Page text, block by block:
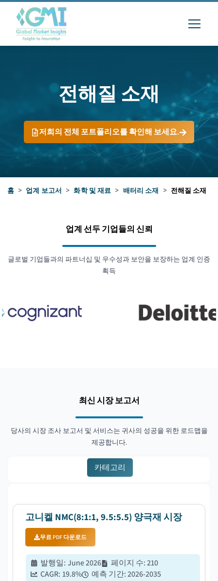
전해질 소재
저희의 전체 포트폴리오를 확인해 보세요.
홈 > 업계 보고서 > 화학 및 재료 > 배터리 소재 > 전해질 소재
업계 선두 기업들의 신뢰
글로벌 기업들과의 파트너십 및 우수성과 보안을 보장하는 업계 인증
획득
최신 시장 보고서
당사의 시장 조사 보고서 및 서비스는 귀사의 성공을 위한 로드맵을
제공합니다.
카테고리
고니켈 NMC(8:1:1, 9.5:5.5) 양극재 시장
무료 PDF 다운로드
발행일: June 2026 페이지 수:210
CAGR: 19.8% 예측 기간:2026-2035